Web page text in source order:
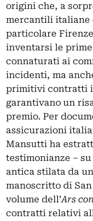
origini che, a
mercantili italiane
particolare
inventarsi le
connaturati ai
incidenti, ma
primitivi contratti
garantivano un
premio. Per
assicurazioni
Mansutti ha
testimonianze –
antica stilata da
manoscritto di
volume dell’Ars
contratti relativi